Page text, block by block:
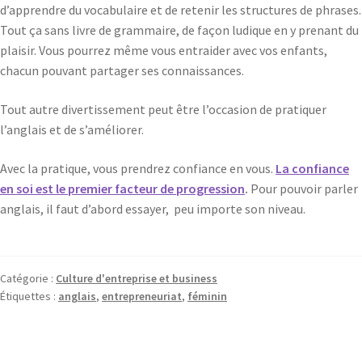
d’apprendre du vocabulaire et de retenir les structures de phrases.
Tout ça sans livre de grammaire, de façon ludique en y prenant du
plaisir. Vous pourrez même vous entraider avec vos enfants,
chacun pouvant partager ses connaissances.
Tout autre divertissement peut être l’occasion de pratiquer
l’anglais et de s’améliorer.
Avec la pratique, vous prendrez confiance en vous. La confiance
en soi est le premier facteur de progression. Pour pouvoir parler
anglais, il faut d’abord essayer, peu importe son niveau.
Catégorie : Culture d'entreprise et business
Étiquettes : anglais, entrepreneuriat, féminin